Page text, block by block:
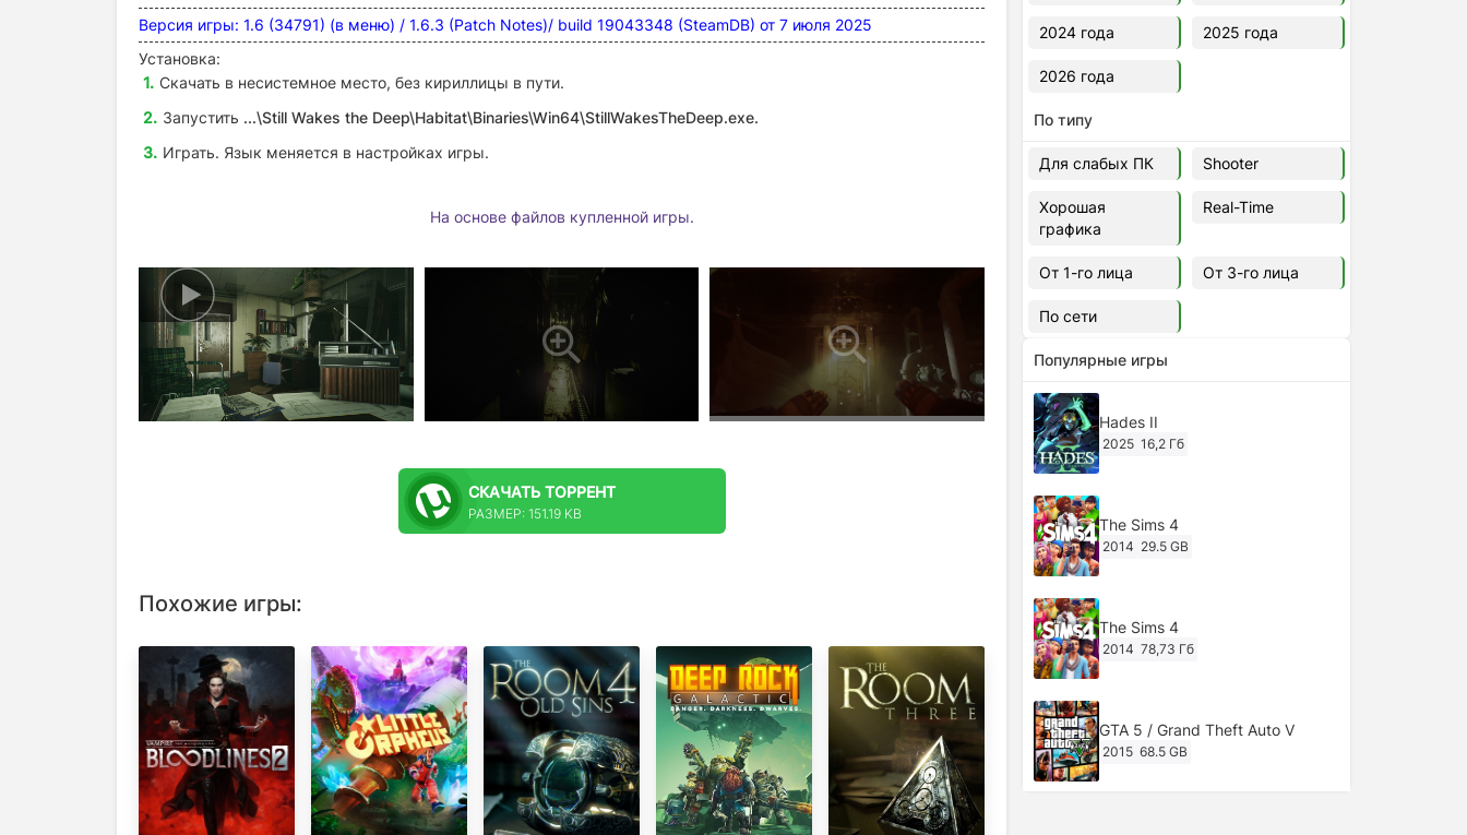
Версия игры: 1.6 (34791) (в меню) / 1.6.3 (Patch Notes)/ build 19043348 (SteamDB) от 7 июля 2025
Установка:
Скачать в несистемное место, без кириллицы в пути.
Запустить ...\Still Wakes the Deep\Habitat\Binaries\Win64\StillWakesTheDeep.exe.
Играть. Язык меняется в настройках игры.
На основе файлов купленной игры.
СКАЧАТЬ ТОРРЕНТ
РАЗМЕР: 151.19 KB
Похожие игры:
2024 года 2025 года
2026 года
По типу
Для слабых ПК Shooter
Хорошая
графика
Real-Time
От 1-го лица От 3-го лица
По сети
Популярные игры
Hades II
2025 16,2 Гб
The Sims 4
2014 29.5 GB
The Sims 4
2014 78,73 Гб
GTA 5 / Grand Theft Auto V
2015 68.5 GB